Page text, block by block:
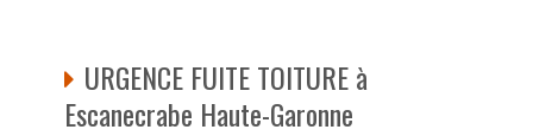
URGENCE FUITE TOITURE à
Escanecrabe Haute-Garonne